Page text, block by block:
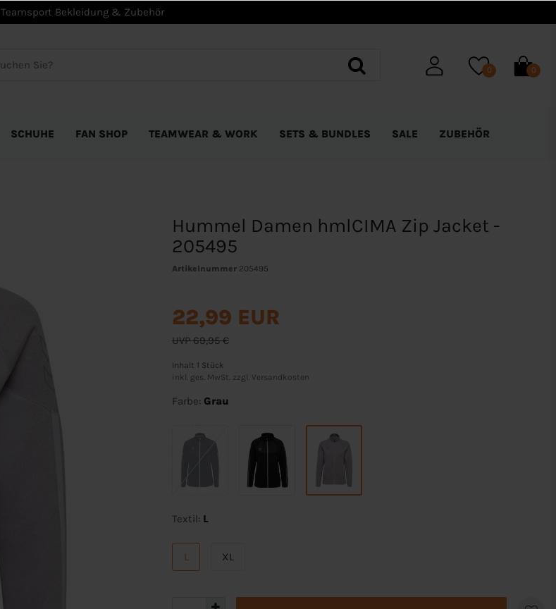
Teamsport Bekleidung & Zubehör
0 0
SCHUHE FAN SHOP TEAMWEAR & WORK SETS & BUNDLES SALE ZUBEHÖR
Hummel Damen hmlCIMA Zip Jacket -
205495
Artikelnummer 205495
UVP 69,95 €
22,99 EUR
Inhalt 1 Stück
inkl. ges. MwSt. zzgl.
Versandkosten
Farbe: Grau
Textil: L
L XL